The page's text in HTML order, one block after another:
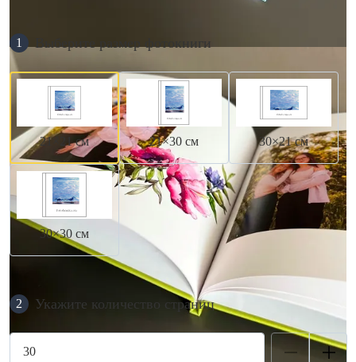
1 Выберите размер фотокниги
21×21 см 21×30 см 30×21 см
30×30 см
2 Укажите количество страниц